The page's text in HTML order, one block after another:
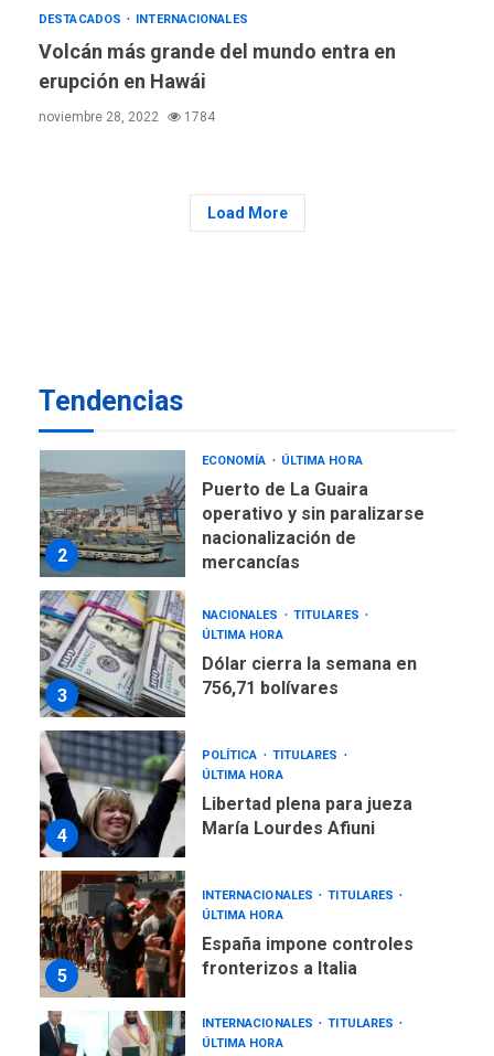
DESTACADOS INTERNACIONALES
Volcán más grande del mundo entra en
erupción en Hawái
noviembre 28, 2022 1784
Load More
Tendencias
INTERNACIONALES
TITULARES
ÚLTIMA HORA
Arabia Saudita, Turquía y
Pakistán firman pacto de
De la Espriella jura como
1
2
ECONOMÍA ÚLTIMA HORA
Puerto de La Guaira
operativo y sin paralizarse
nacionalización de
mercancías
3
NACIONALES
TITULARES
ÚLTIMA HORA
Dólar cierra la semana en
756,71 bolívares
4
POLÍTICA
TITULARES
ÚLTIMA HORA
Libertad plena para jueza
María Lourdes Afiuni
5
INTERNACIONALES
TITULARES
ÚLTIMA HORA
España impone controles
fronterizos a Italia
INTERNACIONALES
TITULARES
ÚLTIMA HORA